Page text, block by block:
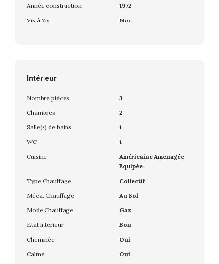
Année construction
1972
Vis à Vis
Non
Intérieur
Nombre pièces
3
Chambres
2
Salle(s) de bains
1
WC
1
Cuisine
Américaine Amenagée
Equipée
Type Chauffage
Collectif
Méca. Chauffage
Au Sol
Mode Chauffage
Gaz
Etat intérieur
Bon
Cheminée
Oui
Calme
Oui